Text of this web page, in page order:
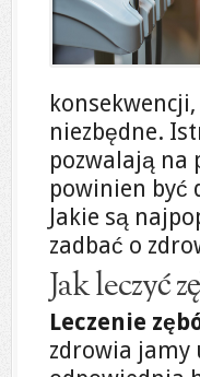
niezbędne.
pozwalają na
powinien być
Jakie są
zadbać o
Jak leczyć
Leczenie
zdrowia jamy